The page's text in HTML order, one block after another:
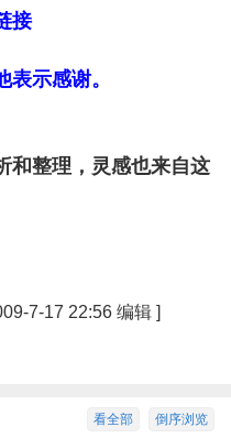
接
示感谢。
和整理，灵感也来自这
7-17 22:56 编辑 ]
倒序浏览
看全部